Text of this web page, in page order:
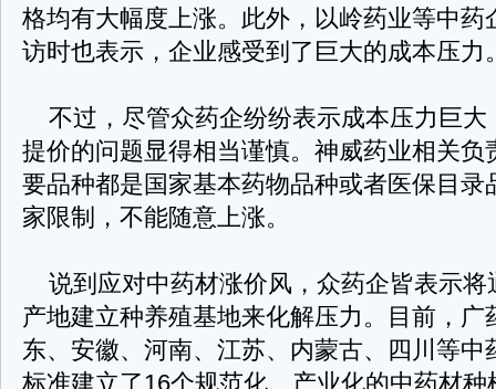
格均有大幅度上涨。此外，以岭药业等中药
访时也表示，企业感受到了巨大的成本压力
不过，尽管众药企纷纷表示成本压力巨大
提价的问题显得相当谨慎。神威药业相关负
要品种都是国家基本药物品种或者医保目录
家限制，不能随意上涨。
说到应对中药材涨价风，众药企皆表示将
产地建立种养殖基地来化解压力。目前，广
东、安徽、河南、江苏、内蒙古、四川等中
标准建立了16个规范化、产业化的中药材